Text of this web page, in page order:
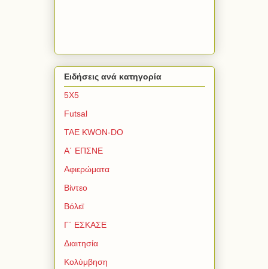
Ειδήσεις ανά κατηγορία
5Χ5
Futsal
TAE KWON-DO
Α΄ ΕΠΣΝΕ
Αφιερώματα
Βίντεο
Βόλεϊ
Γ΄ ΕΣΚΑΣΕ
Διαιτησία
Κολύμβηση